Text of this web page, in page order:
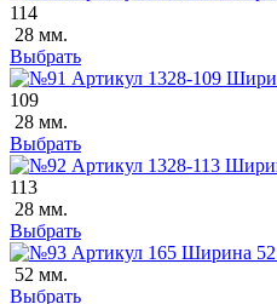
114
28 мм.
Выбрать
109
28 мм.
Выбрать
113
28 мм.
Выбрать
52 мм.
Выбрать